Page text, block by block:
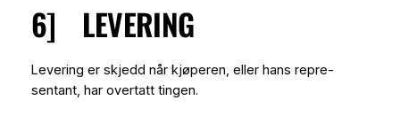
6] LEVERING
Levering er skjedd når kjøperen, eller hans repre-
sentant, har overtatt tingen.